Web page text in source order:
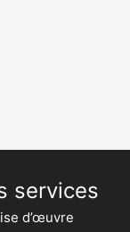
services
d’œuvre